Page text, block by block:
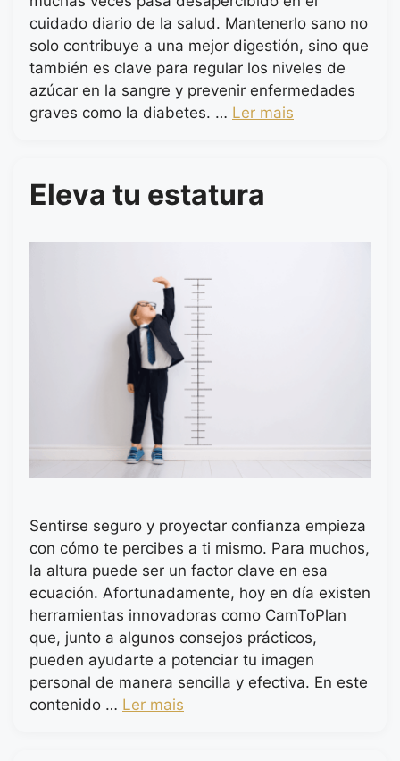
cuidado diario de la salud. Mantenerlo sano no
solo contribuye a una mejor digestión, sino que
también es clave para regular los niveles de
azúcar en la sangre y prevenir enfermedades
graves como la diabetes. … Ler mais
Eleva tu estatura
Sentirse seguro y proyectar confianza empieza
con cómo te percibes a ti mismo. Para muchos,
la altura puede ser un factor clave en esa
ecuación. Afortunadamente, hoy en día existen
herramientas innovadoras como CamToPlan
que, junto a algunos consejos prácticos,
pueden ayudarte a potenciar tu imagen
personal de manera sencilla y efectiva. En este
contenido … Ler mais